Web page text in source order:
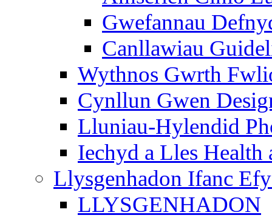
Gwefannau
Canllawiau
Wythnos Gwrth
Cynllun Gwen
Lluniau-Hylendid
Iechyd a Lles Health
Llysgenhadon Ifanc
LLYSGENHADON